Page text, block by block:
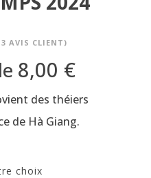
3 AVIS CLIENT)
8,00 €
des théiers
de Hà Giang.
choix